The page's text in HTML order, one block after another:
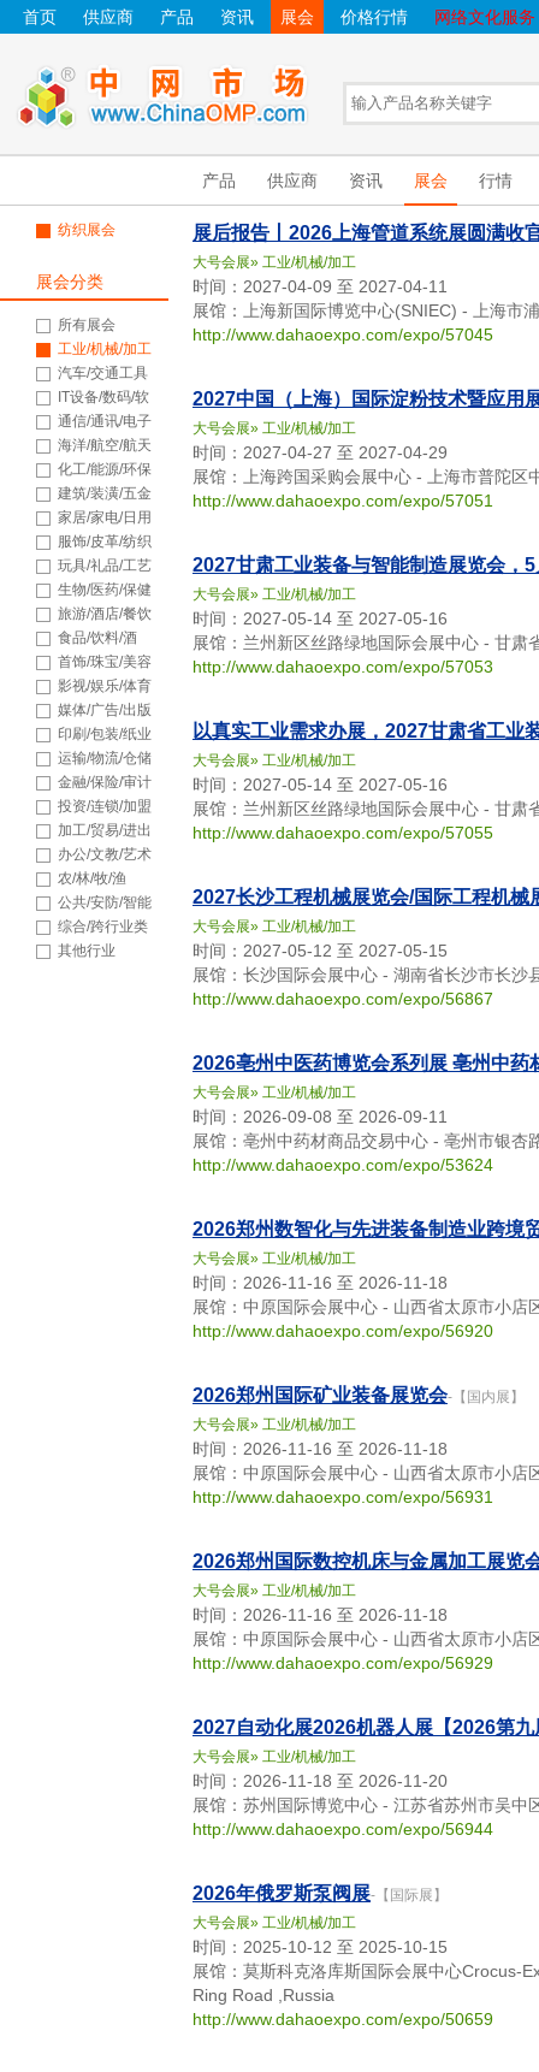
首页 供应商 产品 资讯 展会 价格行情 网络文化服务
产品 供应商 资讯 展会 行情
纺织展会
展会分类
所有展会
工业/机械/加工
汽车/交通工具
IT设备/数码/软
件 通信/通讯/电子
海洋/航空/航天
化工/能源/环保
建筑/装潢/五金
家居/家电/日用
品 服饰/皮革/纺织
玩具/礼品/工艺
品 生物/医药/保健
旅游/酒店/餐饮
食品/饮料/酒
首饰/珠宝/美容
影视/娱乐/体育
媒体/广告/出版
印刷/包装/纸业
运输/物流/仓储
金融/保险/审计
投资/连锁/加盟
加工/贸易/进出
口 办公/文教/艺术
农/林/牧/渔
公共/安防/智能
综合/跨行业类
其他行业
展后报告丨2026上海管道系统展圆满收
大号会展» 工业/机械/加工
时间：2027-04-09 至 2027-04-11
展馆：上海新国际博览中心(SNIEC) - 上海市
http://www.dahaoexpo.com/expo/57045
2027中国（上海）国际淀粉技术暨应用
大号会展» 工业/机械/加工
时间：2027-04-27 至 2027-04-29
展馆：上海跨国采购会展中心 - 上海市普陀区
http://www.dahaoexpo.com/expo/57051
2027甘肃工业装备与智能制造展览会，
大号会展» 工业/机械/加工
时间：2027-05-14 至 2027-05-16
展馆：兰州新区丝路绿地国际会展中心 - 甘
http://www.dahaoexpo.com/expo/57053
以真实工业需求办展，2027甘肃省工业
大号会展» 工业/机械/加工
时间：2027-05-14 至 2027-05-16
展馆：兰州新区丝路绿地国际会展中心 - 甘
http://www.dahaoexpo.com/expo/57055
2027长沙工程机械展览会/国际工程机械
大号会展» 工业/机械/加工
时间：2027-05-12 至 2027-05-15
展馆：长沙国际会展中心 - 湖南省长沙市长沙
http://www.dahaoexpo.com/expo/56867
2026亳州中医药博览会系列展 亳州中药
大号会展» 工业/机械/加工
时间：2026-09-08 至 2026-09-11
展馆：亳州中药材商品交易中心 - 亳州市银杏
http://www.dahaoexpo.com/expo/53624
2026郑州数智化与先进装备制造业跨境
大号会展» 工业/机械/加工
时间：2026-11-16 至 2026-11-18
展馆：中原国际会展中心 - 山西省太原市小店
http://www.dahaoexpo.com/expo/56920
2026郑州国际矿业装备展览会-【国内展】
大号会展» 工业/机械/加工
时间：2026-11-16 至 2026-11-18
展馆：中原国际会展中心 - 山西省太原市小店
http://www.dahaoexpo.com/expo/56931
2026郑州国际数控机床与金属加工展览
大号会展» 工业/机械/加工
时间：2026-11-16 至 2026-11-18
展馆：中原国际会展中心 - 山西省太原市小店
http://www.dahaoexpo.com/expo/56929
2027自动化展2026机器人展【2026第
大号会展» 工业/机械/加工
时间：2026-11-18 至 2026-11-20
展馆：苏州国际博览中心 - 江苏省苏州市吴中
http://www.dahaoexpo.com/expo/56944
2026年俄罗斯泵阀展-【国际展】
大号会展» 工业/机械/加工
时间：2025-10-12 至 2025-10-15
展馆：莫斯科克洛库斯国际会展中心Crocus-
Ring Road ,Russia
http://www.dahaoexpo.com/expo/50659